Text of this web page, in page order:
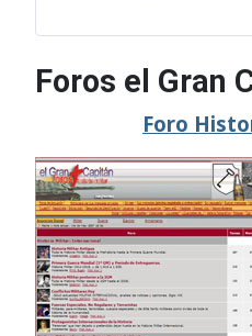
Foros el Gran
Foro